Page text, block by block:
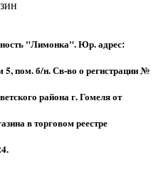
"Лимонка". Юр. адрес:
5, пом. б/н. Св-во о регистрации №
района г. Гомеля от
в торговом реестре